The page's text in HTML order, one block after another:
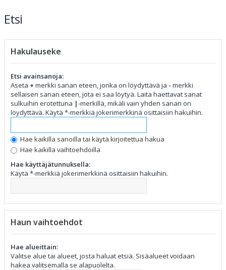
Etsi
Hakulauseke
Etsi avainsanoja:
Aseta + merkki sanan eteen, jonka on löydyttävä ja - merkki
sellaisen sanan eteen, jota ei saa löytyä. Laita haettavat sanat
sulkuihin erotettuna |-merkillä, mikäli vain yhden sanan on
löydyttävä. Käytä *-merkkiä jokerimerkkinä osittaisiin hakuihin.
Hae kaikilla sanoilla tai käytä kirjoitettua hakua
Hae kaikilla vaihtoehdoilla
Hae käyttäjätunnuksella:
Käytä *-merkkiä jokerimerkkinä osittaisiin hakuihin.
Haun vaihtoehdot
Hae alueittain:
Valitse alue tai alueet, josta haluat etsiä. Sisäalueet voidaan
hakea valitsemalla se alapuolelta.